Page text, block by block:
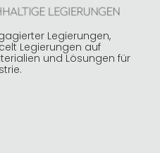
Legierungen,
Legierungen auf
und Lösungen für